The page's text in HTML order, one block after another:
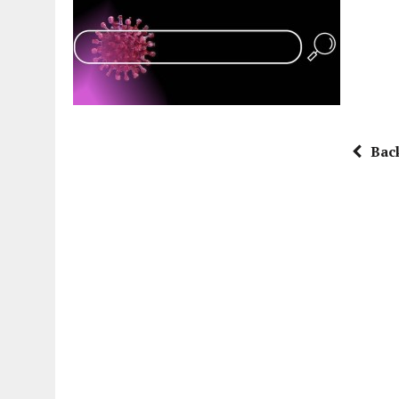
11 DICEMBRE 2025 | LA GUIDA FLOS OLEI INCORONA I “MAGNIFICI 7”
11 DICEMBRE 2025 | DANTE ALIGHIERI E L’USO DI PAPAVERINA: ECCO
A CATTOLICA APRE “RAVEN”: IL PRIMO “DRINK